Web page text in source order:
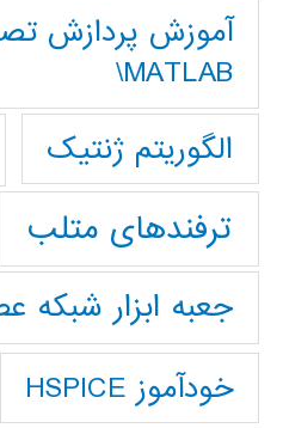
آموزش پردازش
MATLAB\
الگوریتم ژنتیک
ترفندهای متلب
جعبه ابزار شبکه
خودآموز HSPICE